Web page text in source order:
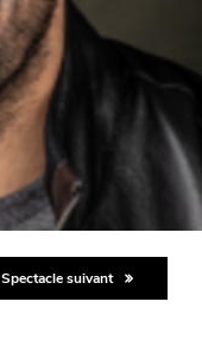
Spectacle suivant